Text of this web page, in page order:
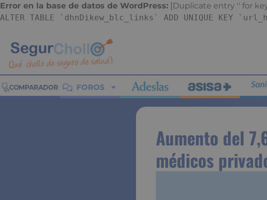
Error en la base de datos de WordPress: [Duplicate entry '' for
ALTER TABLE `dhnDikew_blc_links` ADD UNIQUE KEY
FOROS
Aumento del
médicos